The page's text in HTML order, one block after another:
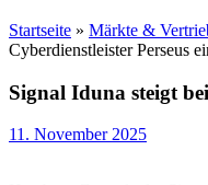
Startseite » Märkte &
Cyberdienstleister Perseus
Signal Iduna steigt
11. November 2025